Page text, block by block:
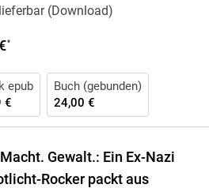
(Download)
*
epub
€
Buch (gebunden)
24,00 €
Gewalt.: Ein Ex-Nazi
Rocker packt aus